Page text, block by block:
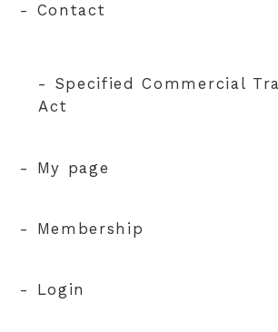
- Contact
- Specified Commercial
Act
- My page
- Membership
- Login